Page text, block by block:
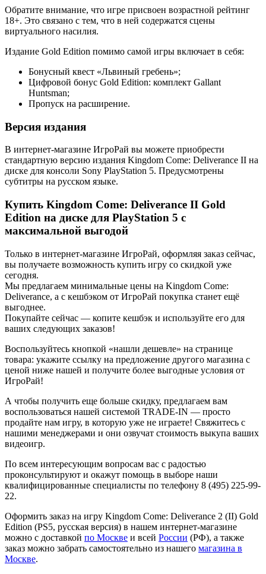
Обратите внимание, что игре присвоен возрастной рейтинг
18+. Это связано с тем, что в ней содержатся сцены
виртуального насилия.
Издание Gold Edition помимо самой игры включает в себя:
Бонусный квест «Львиный гребень»;
Цифровой бонус Gold Edition: комплект Gallant
Huntsman;
Пропуск на расширение.
Версия издания
В интернет-магазине ИгроРай вы можете приобрести
стандартную версию издания Kingdom Come: Deliverance II на
диске для консоли Sony PlayStation 5. Предусмотрены
субтитры на русском языке.
Купить Kingdom Come: Deliverance II Gold
Edition на диске для PlayStation 5 с
максимальной выгодой
Только в интернет-магазине ИгроРай, оформляя заказ сейчас,
вы получаете возможность купить игру со скидкой уже
сегодня.
Мы предлагаем минимальные цены на Kingdom Come:
Deliverance, а с кешбэком от ИгроРай покупка станет ещё
выгоднее.
Покупайте сейчас — копите кешбэк и используйте его для
ваших следующих заказов!
Воспользуйтесь кнопкой «нашли дешевле» на странице
товара: укажите ссылку на предложение другого магазина с
ценой ниже нашей и получите более выгодные условия от
ИгроРай!
А чтобы получить еще больше скидку, предлагаем вам
воспользоваться нашей системой TRADE-IN — просто
продайте нам игру, в которую уже не играете! Свяжитесь с
нашими менеджерами и они озвучат стоимость выкупа ваших
видеоигр.
По всем интересующим вопросам вас с радостью
проконсультируют и окажут помощь в выборе наши
квалифицированные специалисты по телефону 8 (495) 225-99-
22.
Оформить заказ на игру Kingdom Come: Deliverance 2 (II) Gold
Edition (PS5, русская версия) в нашем интернет-магазине
можно с доставкой по Москве и всей России (РФ), а также
заказ можно забрать самостоятельно из нашего магазина в
Москве.